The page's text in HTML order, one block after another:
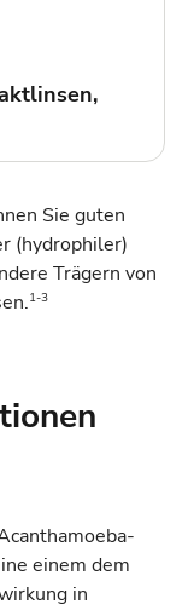
Sie guten
(hydrophiler)
Trägern von
1-3
einem dem
in